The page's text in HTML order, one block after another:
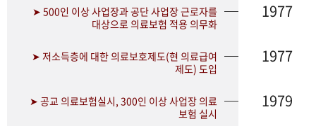
➤ 500인 이상 사업장과 공단 사업장 근로자를
대상으로 의료보험 적용 의무화
1977
➤ 저소득층에 대한 의료보호제도(현 의료급여
제도) 도입
1977
➤ 공교 의료보험실시, 300인 이상 사업장 의료
보험 실시
1979